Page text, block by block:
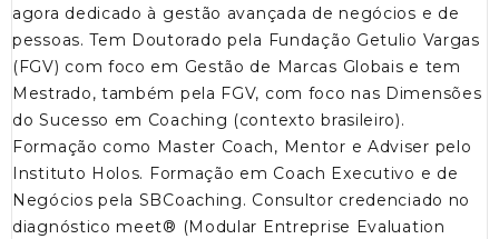
agora dedicado à gestão avançada de negócios e de
pessoas. Tem Doutorado pela Fundação Getulio Vargas
(FGV) com foco em Gestão de Marcas Globais e tem
Mestrado, também pela FGV, com foco nas Dimensões
do Sucesso em Coaching (contexto brasileiro).
Formação como Master Coach, Mentor e Adviser pelo
Instituto Holos. Formação em Coach Executivo e de
Negócios pela SBCoaching. Consultor credenciado no
diagnóstico meet® (Modular Entreprise Evaluation